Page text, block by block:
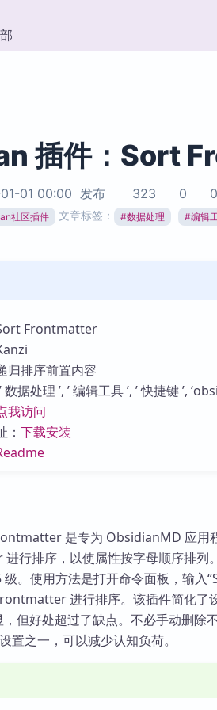
加速访问
市场
插件：Sort
01 00:00 发布 323 0 0
社区插件 文章标签： #数据处理 #编辑
Frontmatter
归排序前置内容
据处理 ’, ’ 编辑工具 ’, ’ 快捷键 ’,
我访问
： 下载安装
是专为 ObsidianMD 应用
行排序，以使属性按字母顺序排列
级。使用方法是打开命令面板，输
进行排序。该插件简化了
但好处超过了缺点。不必手动删除
置之一，可以减少认知负荷。